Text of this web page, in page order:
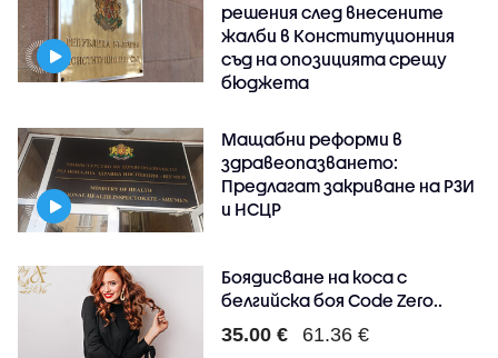
решения след внесените
жалби в Конституционния
съд на опозицията срещу
бюджета
Мащабни реформи в
здравеопазването:
Предлагат закриване на РЗИ
и НСЦР
Боядисване на коса с
белгийска боя Code Zero..
35.00 € 61.36 €